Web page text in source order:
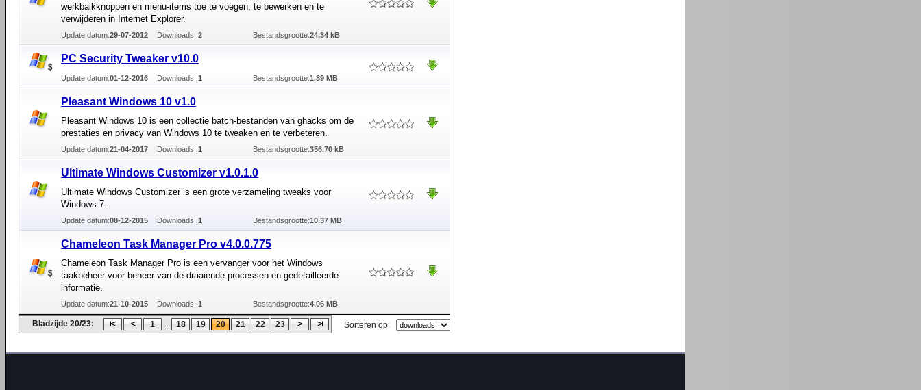
werkbalkknoppen en menu-items toe te voegen, te bewerken en te
verwijderen in Internet Explorer.
Update datum:29-07-2012 Downloads :2 Bestandsgrootte:24.34 kB
PC Security Tweaker v10.0
Update datum:01-12-2016 Downloads :1 Bestandsgrootte:1.89 MB
Pleasant Windows 10 v1.0
Pleasant Windows 10 is een collectie batch-bestanden van ghacks om de
prestaties en privacy van Windows 10 te tweaken en te verbeteren.
Update datum:21-04-2017 Downloads :1 Bestandsgrootte:356.70 kB
Ultimate Windows Customizer v1.0.1.0
Ultimate Windows Customizer is een grote verzameling tweaks voor
Windows 7.
Update datum:08-12-2015 Downloads :1 Bestandsgrootte:10.37 MB
Сhameleon Task Manager Pro v4.0.0.775
Сhameleon Task Manager Pro is een vervanger voor het Windows
taakbeheer voor beheer van de draaiende processen en gedetailleerde
informatie.
Update datum:21-10-2015 Downloads :1 Bestandsgrootte:4.06 MB
Bladzijde 20/23: 1 ... 18 19 20 21 22 23 Sorteren op: